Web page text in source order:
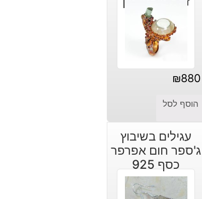
₪880
הוסף לסל
עגילים בשיבוץ
ג'ספר חום אפרפר
כסף 925